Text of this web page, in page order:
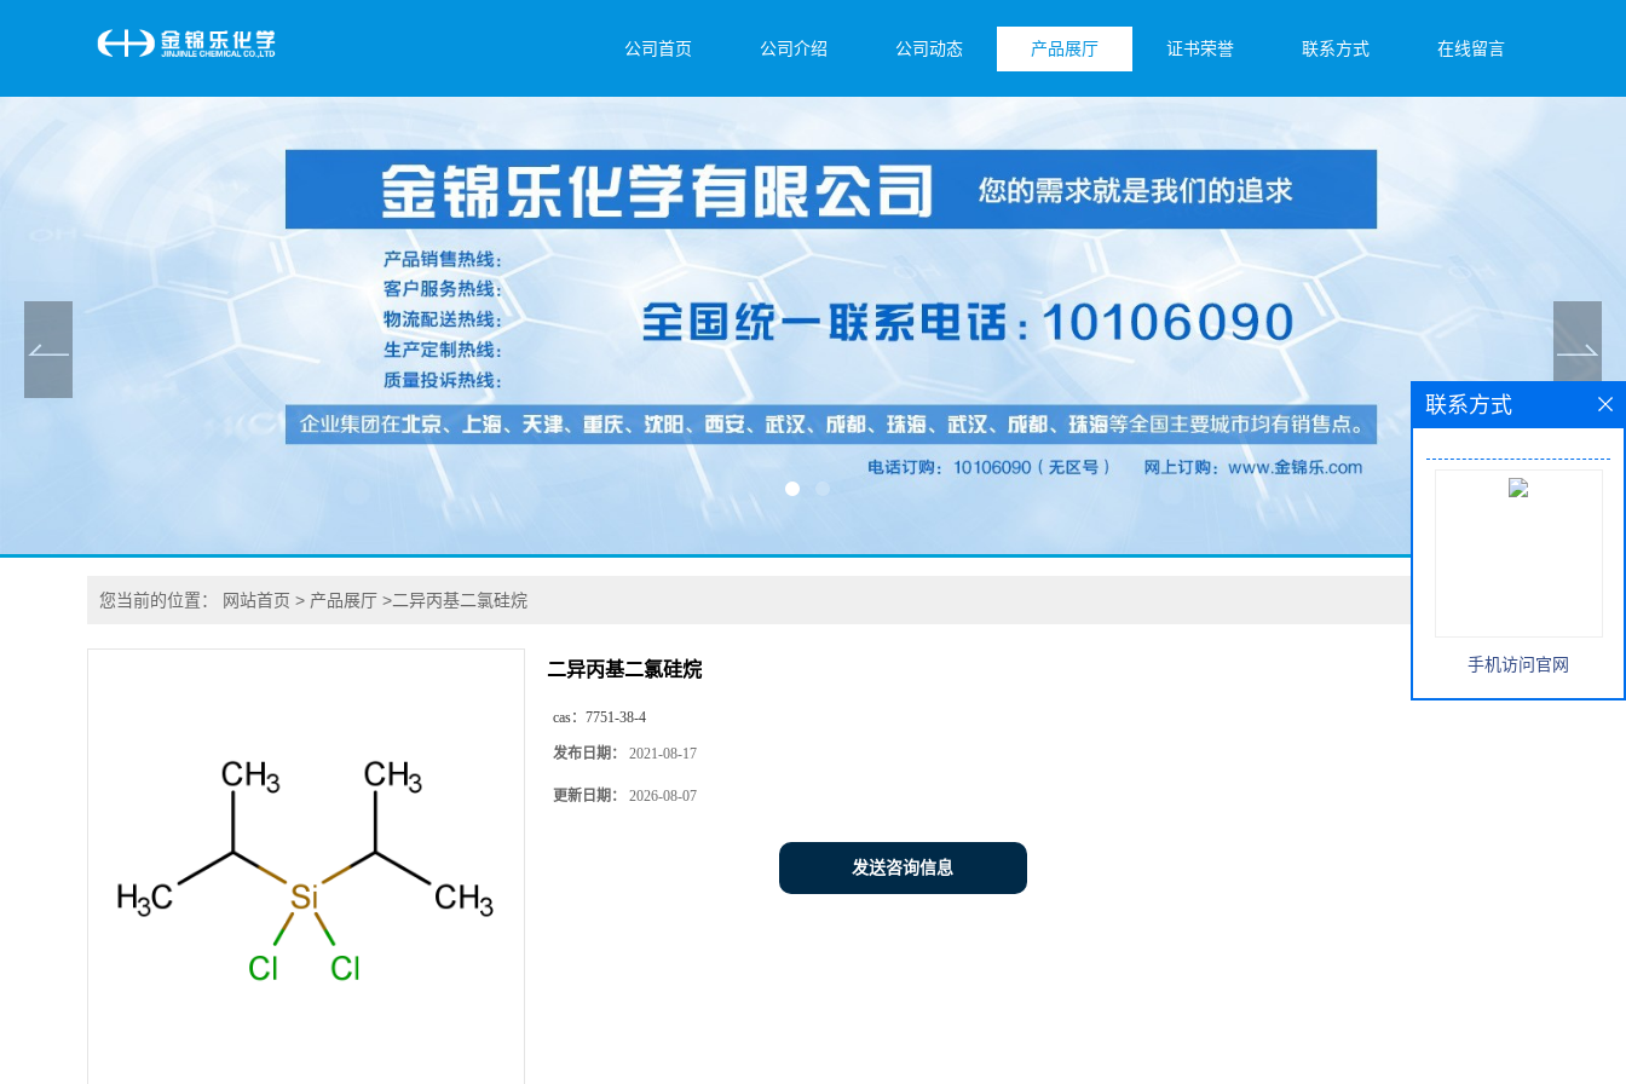
公司首页 公司介绍 公司动态 产品展厅 证书荣誉 联系方式 在线留言
您当前的位置： 网站首页 > 产品展厅 >二异丙基二氯硅烷
二异丙基二氯硅烷
cas： 7751-38-4
发布日期： 2021-08-17
更新日期： 2026-08-07
发送咨询信息
联系方式
手机访问官网